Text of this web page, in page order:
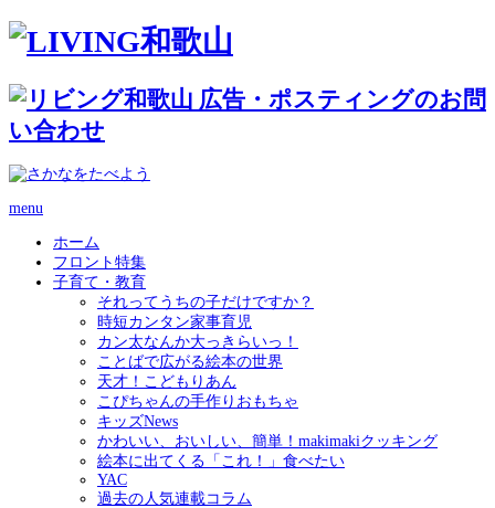
menu
ホーム
フロント特集
子育て・教育
それってうちの子だけですか？
時短カンタン家事育児
カン太なんか大っきらいっ！
ことばで広がる絵本の世界
天才！こどもりあん
こぴちゃんの手作りおもちゃ
キッズNews
かわいい、おいしい、簡単！makimakiクッキング
絵本に出てくる「これ！」食べたい
YAC
過去の人気連載コラム